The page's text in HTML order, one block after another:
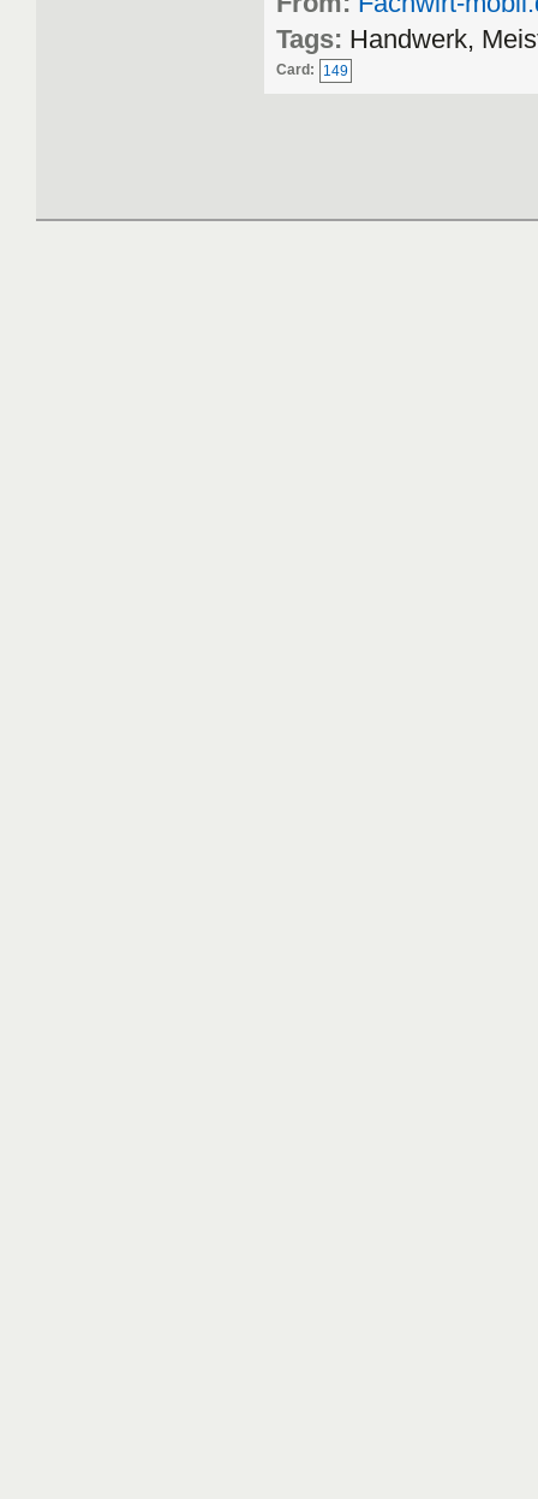
Tags: Handwerk,
Card: 149